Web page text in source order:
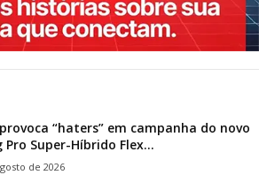
provoca “haters” em campanha do novo
Pro Super-Híbrido Flex...
de 2026